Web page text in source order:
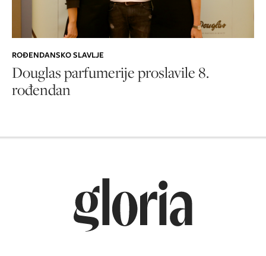
ROĐENDANSKO SLAVLJE
Douglas parfumerije proslavile 8.
rođendan